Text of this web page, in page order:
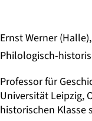
Ernst Werner
Philologisch-
Professor für
Universität Leipzig,
historischen Klasse